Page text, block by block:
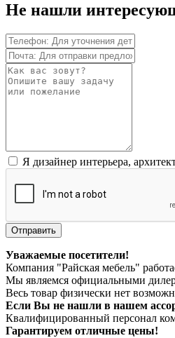
Не нашли
Я дизайнер интерьера,
Отправить
Уважаемые посетители!
Компания "Райская мебель"
Мы являемся официальными
Весь товар физически нет
Если Вы не нашли в нашем
Квалифицированный персонал
Гарантируем отличные цены!